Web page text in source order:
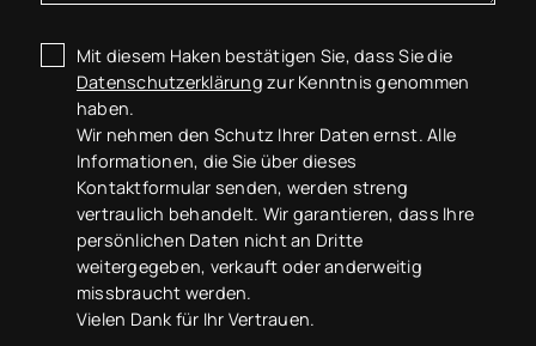
Mit diesem Haken bestätigen Sie, dass Sie die
Datenschutzerklärung zur Kenntnis genommen
haben.
Wir nehmen den Schutz Ihrer Daten ernst. Alle
Informationen, die Sie über dieses
Kontaktformular senden, werden streng
vertraulich behandelt. Wir garantieren, dass Ihre
persönlichen Daten nicht an Dritte
weitergegeben, verkauft oder anderweitig
missbraucht werden.
Vielen Dank für Ihr Vertrauen.